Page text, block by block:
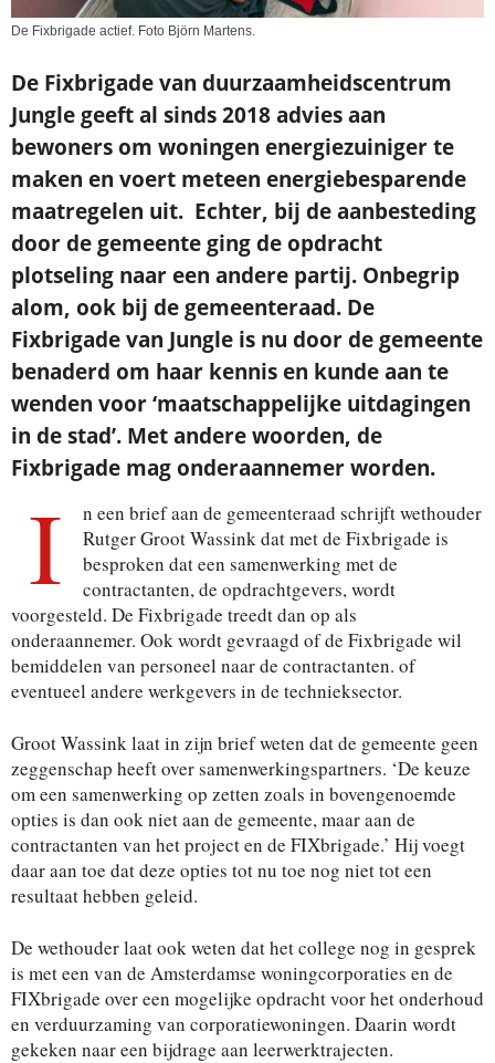
De Fixbrigade actief. Foto Björn Martens.
De Fixbrigade van duurzaamheidscentrum
Jungle geeft al sinds 2018 advies aan
bewonersom woningen energiezuiniger te
maken en voert meteen energiebesparende
maatregelen uit. Echter, bij de aanbesteding
door de gemeente ging de opdracht
plotseling naar een andere partij. Onbegrip
alom, ook bij de gemeenteraad. De
Fixbrigade van Jungle is nu door de gemeente
benaderd om haar kennis en kunde aan te
wenden voor ‘maatschappelijke uitdagingen
in de stad’. Met andere woorden, de
Fixbrigade mag onderaannemer worden.
I
n een brief aan de gemeenteraad schrijft wethouder
Rutger Groot Wassink dat met de Fixbrigade is
besproken dat een samenwerking met de
contractanten, de opdrachtgevers, wordt
voorgesteld. De Fixbrigade treedt dan op als
onderaannemer. Ook wordt gevraagd of de Fixbrigade wil
bemiddelen van personeel naar de contractanten. of
eventueel andere werkgevers in de technieksector.
Groot Wassink laat in zijn brief weten dat de gemeente geen
zeggenschap heeft over samenwerkingspartners. ‘De keuze
om een samenwerking op zetten zoals in bovengenoemde
opties is dan ook niet aan de gemeente, maaraan de
contractanten van het project en de FIXbrigade.’ Hij voegt
daar aan toe dat deze opties tot nu toe nog niet tot een
resultaat hebben geleid.
De wethouder laat ook weten dat het college nog in gesprek
is met een van de Amsterdamse woningcorporaties en de
FIXbrigade over een mogelijke opdrachtvoor hetonderhoud
en verduurzaming van corporatiewoningen. Daarin wordt
gekeken naar een bijdrage aan leerwerktrajecten.